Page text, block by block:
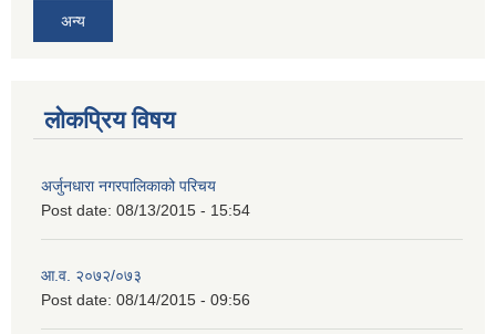
अन्य
लोकप्रिय विषय
अर्जुनधारा नगरपालिकाको परिचय
Post date: 08/13/2015 - 15:54
आ.व. २०७२/०७३
Post date: 08/14/2015 - 09:56